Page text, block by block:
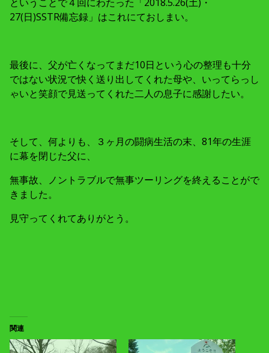
27(日)SSTR備忘録」はこれにておしまい。
最後に、父が亡くなってまだ10日という心の整理も十分
ではない状況で快く送り出してくれた母や、いってらっし
ゃいと笑顔で見送ってくれた二人の息子に感謝したい。
そして、何よりも、３ヶ月の闘病生活の末、81年の生涯
に幕を閉じた父に、
無事故、ノントラブルで無事ツーリングを終えることがで
きました。
見守ってくれてありがとう。
関連